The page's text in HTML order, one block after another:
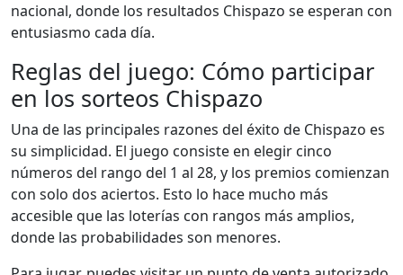
nacional, donde los resultados Chispazo se esperan con
entusiasmo cada día.
Reglas del juego: Cómo participar
en los sorteos Chispazo
Una de las principales razones del éxito de Chispazo es
su simplicidad. El juego consiste en elegir cinco
números del rango del 1 al 28, y los premios comienzan
con solo dos aciertos. Esto lo hace mucho más
accesible que las loterías con rangos más amplios,
donde las probabilidades son menores.